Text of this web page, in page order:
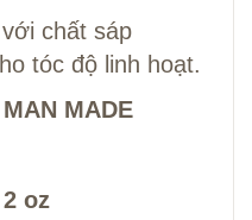
chất sáp
tóc độ linh hoạt.
MADE
oz